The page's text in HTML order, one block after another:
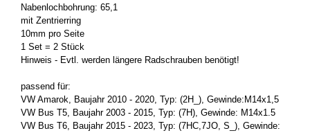
Na­ben­loch­boh­rung: 65,1
mit Zen­trier­ring
10mm pro Seite
1 Set = 2 Stück
Hin­weis - Evtl. wer­den län­ge­re Rad­schrau­ben be­nö­tigt!
pas­send für:
VW Ama­rok, Bau­jahr 2010 - 2020, Typ: (2H_), Ge­win­de:M14x1,5
VW Bus T5, Bau­jahr 2003 - 2015, Typ: (7H), Ge­win­de: M14x1.5
VW Bus T6, Bau­jahr 2015 - 2023, Typ: (7HC,7JO, S_), Ge­win­de: